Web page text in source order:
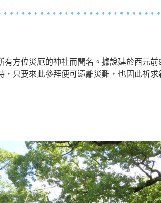
方位災厄的神社而聞名。據說建於西元
只要來此參拜便可遠離災難，也因此祈